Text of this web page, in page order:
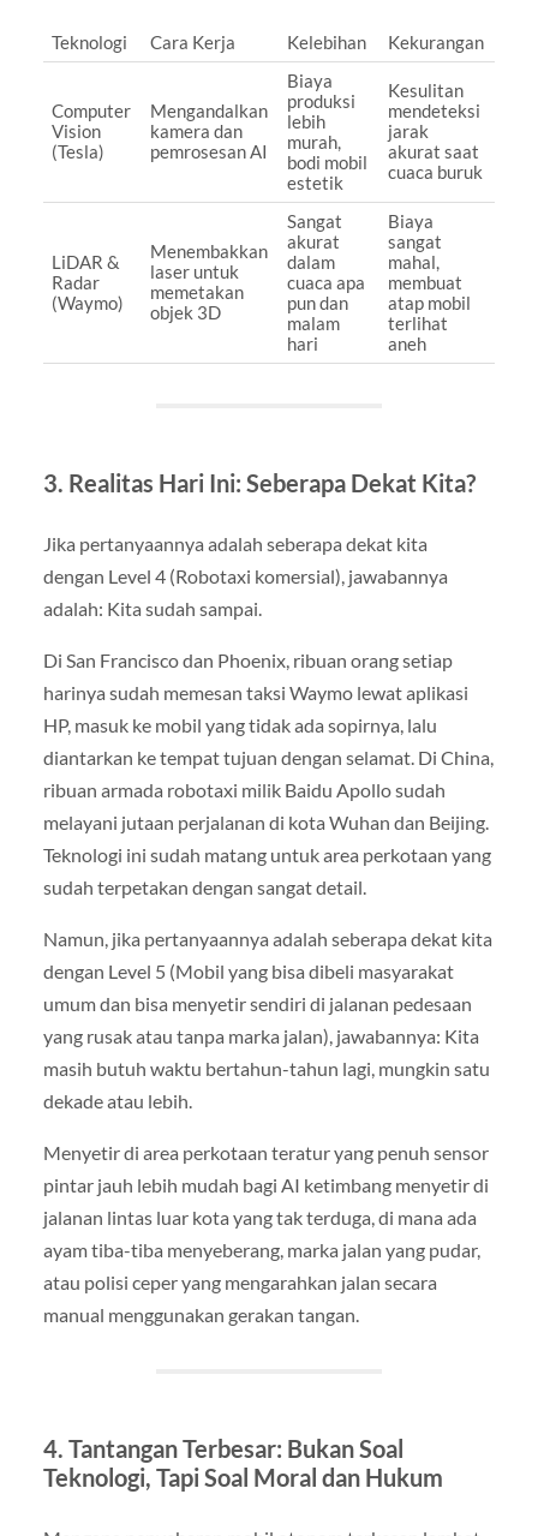
Teknologi Cara Kerja Kelebihan Kekurangan
Computer
Vision
(Tesla)
Mengandalkan
kamera dan
pemrosesan AI
Biaya
produksi
lebih
murah,
bodi mobil
estetik
Kesulitan
mendeteksi
jarak
akurat saat
cuaca buruk
LiDAR &
Radar
(Waymo)
Menembakkan
laser untuk
memetakan
objek 3D
Sangat
akurat
dalam
cuaca apa
pun dan
malam
hari
Biaya
sangat
mahal,
membuat
atap mobil
terlihat
aneh
3. Realitas Hari Ini: Seberapa Dekat Kita?
Jika pertanyaannya adalah seberapa dekat kita
dengan Level 4 (Robotaxi komersial), jawabannya
adalah: Kita sudah sampai.
Di San Francisco dan Phoenix, ribuan orang setiap
harinya sudah memesan taksi Waymo lewat aplikasi
HP, masuk ke mobil yang tidak ada sopirnya, lalu
diantarkan ke tempat tujuan dengan selamat. Di China,
ribuan armada robotaxi milik Baidu Apollo sudah
melayani jutaan perjalanan di kota Wuhan dan Beijing.
Teknologi ini sudah matang untuk area perkotaan yang
sudah terpetakan dengan sangat detail.
Namun, jika pertanyaannya adalah seberapa dekat kita
dengan Level 5 (Mobil yang bisa dibeli masyarakat
umum dan bisa menyetir sendiri di jalanan pedesaan
yang rusak atau tanpa marka jalan), jawabannya: Kita
masih butuh waktu bertahun-tahun lagi, mungkin satu
dekade atau lebih.
Menyetir di area perkotaan teratur yang penuh sensor
pintar jauh lebih mudah bagi AI ketimbang menyetir di
jalanan lintas luar kota yang tak terduga, di mana ada
ayam tiba-tiba menyeberang, marka jalan yang pudar,
atau polisi ceper yang mengarahkan jalan secara
manual menggunakan gerakan tangan.
4. Tantangan Terbesar: Bukan Soal
Teknologi, Tapi Soal Moral dan Hukum